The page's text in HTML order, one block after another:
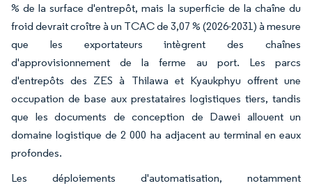
% de la surface d'entrepôt, mais la superficie de la chaîne du
froid devrait croître à un TCAC de 3,07 % (2026-2031) à mesure
que les exportateurs intègrent des chaînes
d'approvisionnement de la ferme au port. Les parcs
d'entrepôts des ZES à Thilawa et Kyaukphyu offrent une
occupation de base aux prestataires logistiques tiers, tandis
que les documents de conception de Dawei allouent un
domaine logistique de 2 000 ha adjacent au terminal en eaux
profondes.
Les déploiements d'automatisation, notamment